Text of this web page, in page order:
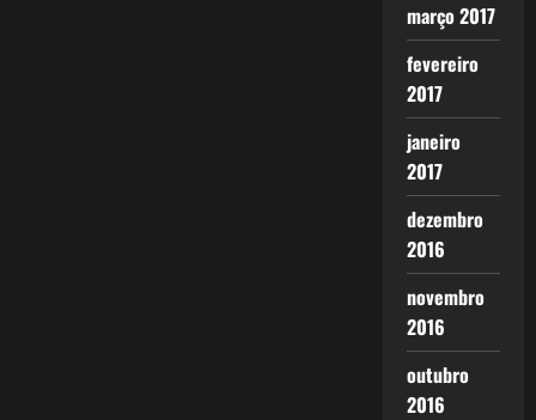
março 2017
fevereiro
2017
janeiro
2017
dezembro
2016
novembro
2016
outubro
2016